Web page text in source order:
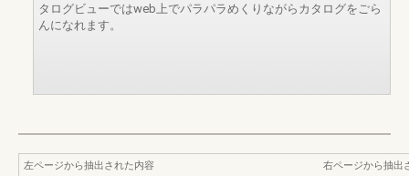
タログビューではweb上でパラパラめくりながらカタログをごら
んになれます。
左ページから抽出された内容
右ページから抽出